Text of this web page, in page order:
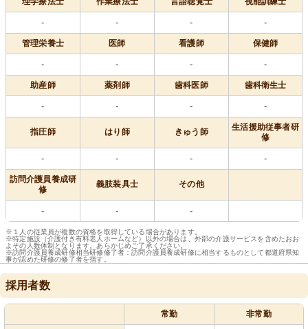
- - - -
管理栄養士 医師 看護師 保健師
- - - -
助産師 薬剤師 歯科医師 歯科衛生士
- - - -
指圧師 はり師 きゅう師
生活援助従事者研
修
- - - -
訪問介護員養成研
修
義肢装具士 その他
- - -
※１人の従業員が複数の資格を取得している場合があります。
※特定施設（介護付き有料老人ホームなど）以外の場合は、外部の介護サービスを含めたおお
よその人数体制となります。あらかじめご了承ください。
※訪問介護員養成研修相当研修修了者：訪問介護員養成研修に相当するものとして都道府県知
事が認めた研修の修了者を指す。
採用者数
常勤 非常勤